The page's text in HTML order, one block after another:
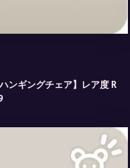
ンギングチェア】レア度 R